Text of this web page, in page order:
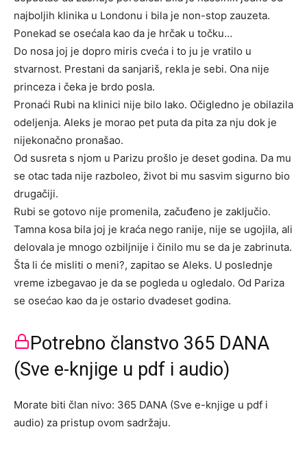
najboljih klinika u Londonu i bila je non-stop zauzeta.
Ponekad se osećala kao da je hrčak u točku…
Do nosa joj je dopro miris cveća i to ju je vratilo u
stvarnost. Prestani da sanjariš, rekla je sebi. Ona nije
princeza i čeka je brdo posla.
Pronaći Rubi na klinici nije bilo lako. Očigledno je obilazila
odeljenja. Aleks je morao pet puta da pita za nju dok je
nijekonačno pronašao.
Od susreta s njom u Parizu prošlo je deset godina. Da mu
se otac tada nije razboleo, život bi mu sasvim sigurno bio
drugačiji.
Rubi se gotovo nije promenila, začuđeno je zaključio.
Tamna kosa bila joj je kraća nego ranije, nije se ugojila, ali
delovala je mnogo ozbiljnije i činilo mu se da je zabrinuta.
Šta li će misliti o meni?, zapitao se Aleks. U poslednje
vreme izbegavao je da se pogleda u ogledalo. Od Pariza
se osećao kao da je ostario dvadeset godina.
Potrebno članstvo 365 DANA
(Sve e-knjige u pdf i audio)
Morate biti član nivo: 365 DANA (Sve e-knjige u pdf i
audio) za pristup ovom sadržaju.